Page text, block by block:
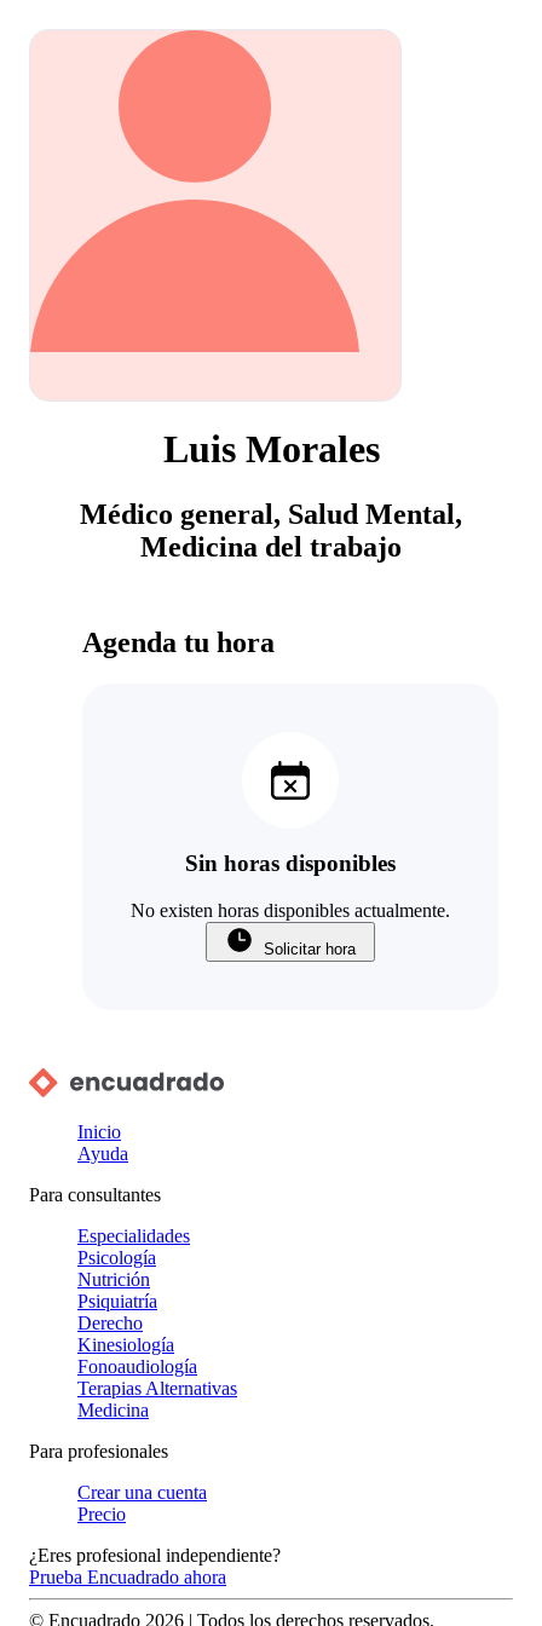
Luis Morales
Médico general, Salud Mental,
Medicina del trabajo
Agenda tu hora
Sin horas disponibles
No existen horas disponibles actualmente.
Solicitar hora
Inicio
Ayuda
Para consultantes
Especialidades
Psicología
Nutrición
Psiquiatría
Derecho
Kinesiología
Fonoaudiología
Terapias Alternativas
Medicina
Para profesionales
Crear una cuenta
Precio
¿Eres profesional independiente?
Prueba Encuadrado ahora
© Encuadrado 2026 | Todos los derechos reservados.